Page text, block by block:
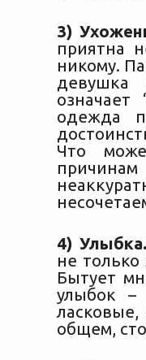
3)
приятна
никому.
девушка
одежда
Что
4)
не
Бытует
улыбок –
общем,